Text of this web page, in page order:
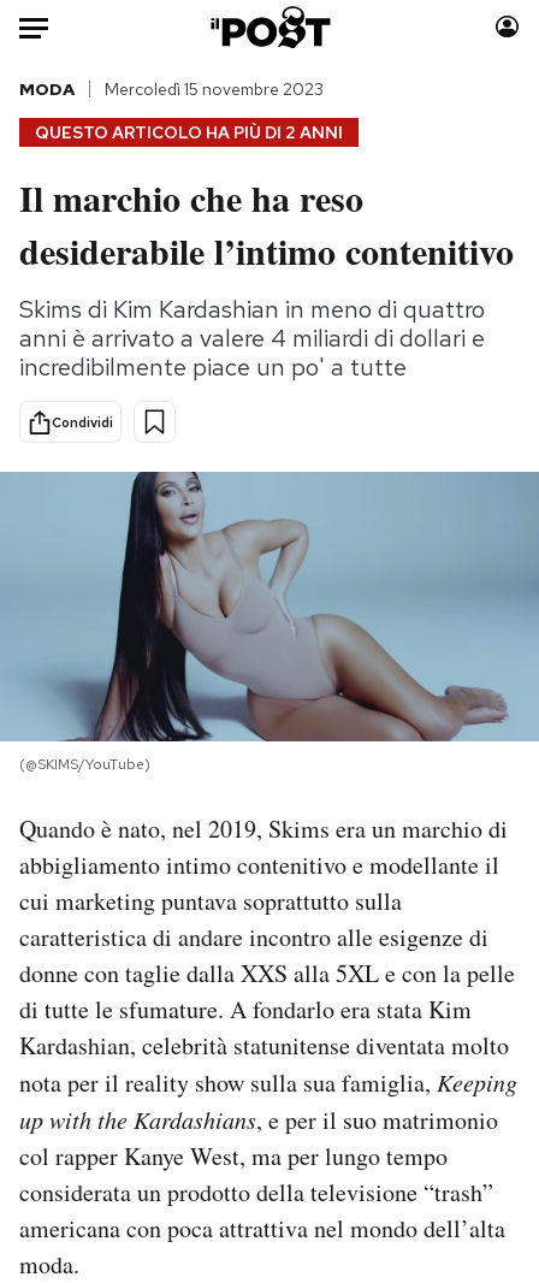
Auto
HOME
Italia
Politica
Tecnologia
Internet
Scienza
Cultura
Economia
Moda
Consumismi
Storie/Idee
Ok Boomer!
Media
PODCAST
NEWSLETTER
I MIEI PREFERITI
SHOP
CALENDARIO
AREA PERSONALE
Area Personale
Notifiche mobile
Regala il Post
Hai bisogno di aiuto?
Esci
QUESTO ARTICOLO HA PIÙ DI 2 ANNI
MODA Mercoledì 15 novembre 2023
Il marchio che ha reso
desiderabile l’intimo contenitivo
Skims di Kim Kardashian in meno di quattro
anni è arrivato a valere 4 miliardi di dollari e
incredibilmente piace un po' a tutte
Condividi
(@SKIMS/YouTube)
Quando è nato, nel 2019, Skims era un marchio di
abbigliamento intimo contenitivo e modellante il
cui marketing puntava soprattutto sulla
caratteristica di andare incontro alle esigenze di
donne con taglie dalla XXS alla 5XL e con la pelle
di tutte le sfumature. A fondarlo era stata Kim
Kardashian, celebrità statunitense diventata molto
nota per il reality show sulla sua famiglia, Keeping
up with the Kardashians, e per il suo matrimonio
col rapper Kanye West, ma per lungo tempo
considerata un prodotto della televisione “trash”
americana con poca attrattiva nel mondo dell’alta
moda.